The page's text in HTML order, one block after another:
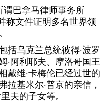
谓巴拿马律师事务所
称文件证明多名世界领
括乌克兰总统彼得·波罗
·阿利耶夫、摩洛哥国王
戴维·卡梅伦已经过世的
拉基米尔·普京的亲信，
夫的子女等。